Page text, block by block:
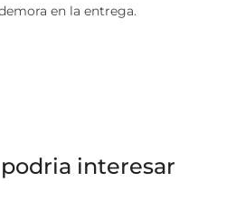
en la entrega.
interesar